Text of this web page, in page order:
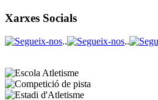
Xarxes Socials
.. ..